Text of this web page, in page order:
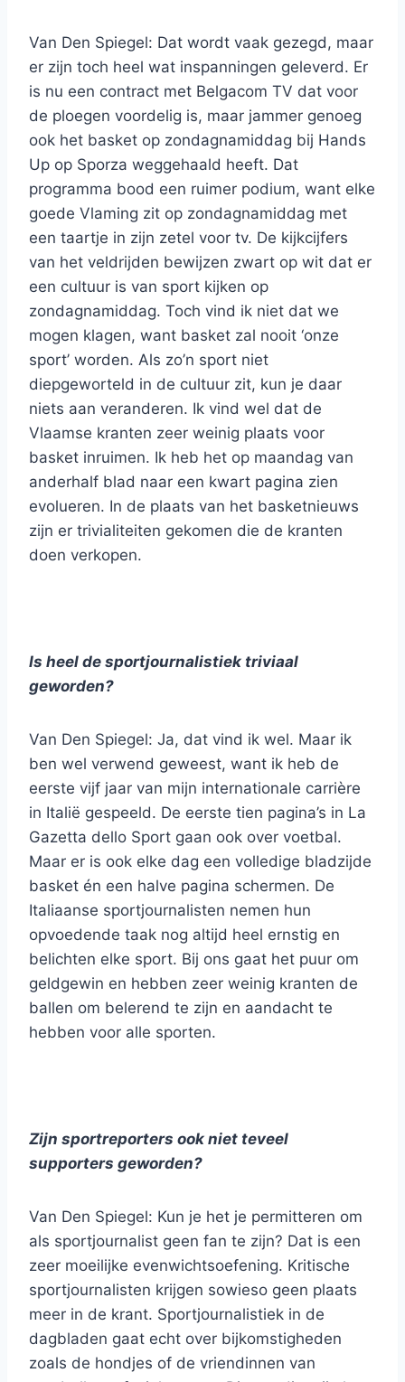
Van Den Spiegel: Dat wordt vaak gezegd, maar
er zijn toch heel wat inspanningen geleverd. Er
is nu een contract met Belgacom TV dat voor
de ploegen voordelig is, maar jammer genoeg
ook het basket op zondagnamiddag bij Hands
Up op Sporza weggehaald heeft. Dat
programma bood een ruimer podium, want elke
goede Vlaming zit op zondagnamiddag met
een taartje in zijn zetel voor tv. De kijkcijfers
van het veldrijden bewijzen zwart op wit dat er
een cultuur is van sport kijken op
zondagnamiddag. Toch vind ik niet dat we
mogen klagen, want basket zal nooit ‘onze
sport’ worden. Als zo’n sport niet
diepgeworteld in de cultuur zit, kun je daar
niets aan veranderen. Ik vind wel dat de
Vlaamse kranten zeer weinig plaats voor
basket inruimen. Ik heb het op maandag van
anderhalf blad naar een kwart pagina zien
evolueren. In de plaats van het basketnieuws
zijn er trivialiteiten gekomen die de kranten
doen verkopen.
Is heel de sportjournalistiek triviaal
geworden?
Van Den Spiegel: Ja, dat vind ik wel. Maar ik
ben wel verwend geweest, want ik heb de
eerste vijf jaar van mijn internationale carrière
in Italië gespeeld. De eerste tien pagina’s in La
Gazetta dello Sport gaan ook over voetbal.
Maar er is ook elke dag een volledige bladzijde
basket én een halve pagina schermen. De
Italiaanse sportjournalisten nemen hun
opvoedende taak nog altijd heel ernstig en
belichten elke sport. Bij ons gaat het puur om
geldgewin en hebben zeer weinig kranten de
ballen om belerend te zijn en aandacht te
hebben voor alle sporten.
Zijn sportreporters ook niet teveel
supporters geworden?
Van Den Spiegel: Kun je het je permitteren om
als sportjournalist geen fan te zijn? Dat is een
zeer moeilijke evenwichtsoefening. Kritische
sportjournalisten krijgen sowieso geen plaats
meer in de krant. Sportjournalistiek in de
dagbladen gaat echt over bijkomstigheden
zoals de hondjes of de vriendinnen van